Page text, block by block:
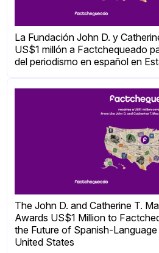
La Fundación John D. y
US$1 millón a Factchequeado
del periodismo en español en
The John D. and Catherine T.
Awards US$1 Million to
the Future of Spanish-
United States